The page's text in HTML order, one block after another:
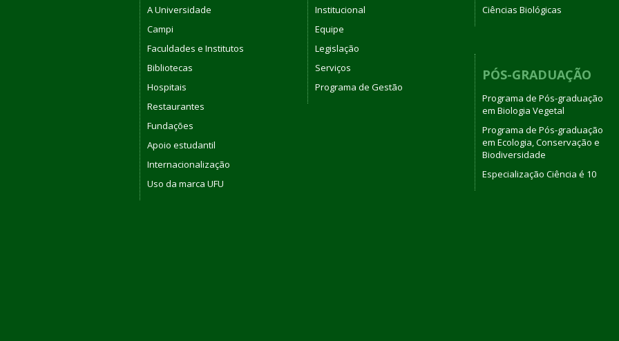
A Universidade
Campi
Faculdades e Institutos
Bibliotecas
Hospitais
Restaurantes
Fundações
Apoio estudantil
Internacionalização
Uso da marca UFU
Institucional
Equipe
Legislação
Serviços
Programa de Gestão
Ciências Biológicas
PÓS-GRADUAÇÃO
Programa de Pós-graduação
em Biologia Vegetal
Programa de Pós-graduação
em Ecologia, Conservação e
Biodiversidade
Especialização Ciência é 10